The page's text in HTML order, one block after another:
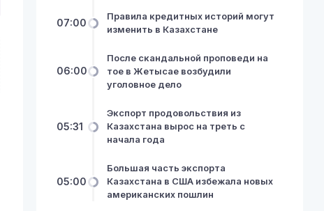
07:00
Правила кредитных историй могут
изменить в Казахстане
06:00
После скандальной проповеди на
тое в Жетысае возбудили
уголовное дело
05:31
Экспорт продовольствия из
Казахстана вырос на треть с
начала года
05:00
Большая часть экспорта
Казахстана в США избежала новых
американских пошлин